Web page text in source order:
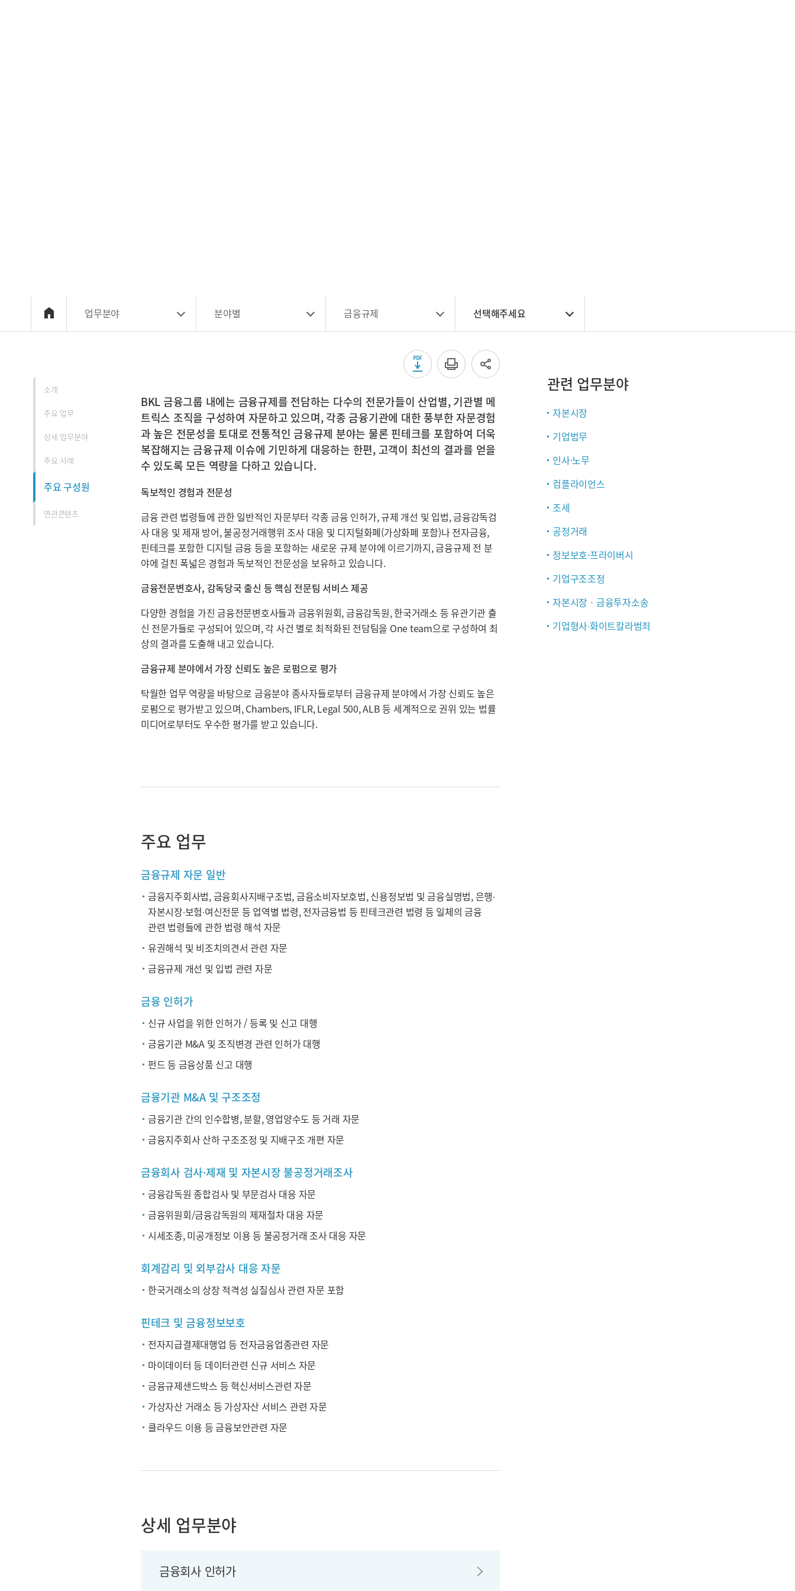
업무분야 분야별 금융규제 선택해주세요
소개
주요 업무
상세 업무분야
주요 사례
주요 구성원
연관콘텐츠
BKL 금융그룹 내에는 금융규제를 전담하는 다수의 전문가들이 산업별, 기관별 메
트릭스 조직을 구성하여 자문하고 있으며, 각종 금융기관에 대한 풍부한 자문경험
과 높은 전문성을 토대로 전통적인 금융규제 분야는 물론 핀테크를 포함하여 더욱
복잡해지는 금융규제 이슈에 기민하게 대응하는 한편, 고객이 최선의 결과를 얻을
수 있도록 모든 역량을 다하고 있습니다.
독보적인 경험과 전문성
금융 관련 법령들에 관한 일반적인 자문부터 각종 금융 인허가, 규제 개선 및 입법, 금융감독검
사 대응 및 제재 방어, 불공정거래행위 조사 대응 및 디지털화폐(가상화폐 포함)나 전자금융,
핀테크를 포함한 디지털 금융 등을 포함하는 새로운 규제 분야에 이르기까지, 금융규제 전 분
야에 걸친 폭넓은 경험과 독보적인 전문성을 보유하고 있습니다.
금융전문변호사, 감독당국 출신 등 핵심 전문팀 서비스 제공
다양한 경험을 가진 금융전문변호사들과 금융위원회, 금융감독원, 한국거래소 등 유관기관 출
신 전문가들로 구성되어 있으며, 각 사건 별로 최적화된 전담팀을 One team으로 구성하여 최
상의 결과를 도출해 내고 있습니다.
금융규제 분야에서 가장 신뢰도 높은 로펌으로 평가
탁월한 업무 역량을 바탕으로 금융분야 종사자들로부터 금융규제 분야에서 가장 신뢰도 높은
로펌으로 평가받고 있으며, Chambers, IFLR, Legal 500, ALB 등 세계적으로 권위 있는 법률
미디어로부터도 우수한 평가를 받고 있습니다.
주요 업무
금융규제 자문 일반
금융지주회사법, 금융회사지배구조법, 금융소비자보호법, 신용정보법 및 금융실명법, 은행∙
자본시장∙보험∙여신전문 등 업역별 법령, 전자금융법 등 핀테크관련 법령 등 일체의 금융
관련 법령들에 관한 법령 해석 자문
유권해석 및 비조치의견서 관련 자문
금융규제 개선 및 입법 관련 자문
금융 인허가
신규 사업을 위한 인허가 / 등록 및 신고 대행
금융기관 M&A 및 조직변경 관련 인허가 대행
펀드 등 금융상품 신고 대행
금융기관 M&A 및 구조조정
금융기관 간의 인수합병, 분할, 영업양수도 등 거래 자문
금융지주회사 산하 구조조정 및 지배구조 개편 자문
금융회사 검사·제재 및 자본시장 불공정거래조사
금융감독원 종합검사 및 부문검사 대응 자문
금융위원회/금융감독원의 제재절차 대응 자문
시세조종, 미공개정보 이용 등 불공정거래 조사 대응 자문
회계감리 및 외부감사 대응 자문
한국거래소의 상장 적격성 실질심사 관련 자문 포함
핀테크 및 금융정보보호
전자지급결제대행업 등 전자금융업종관련 자문
마이데이터 등 데이터관련 신규 서비스 자문
금융규제샌드박스 등 혁신서비스관련 자문
가상자산 거래소 등 가상자산 서비스 관련 자문
클라우드 이용 등 금융보안관련 자문
상세 업무분야
금융회사 인허가
관련 업무분야
자본시장
기업법무
인사·노무
컴플라이언스
조세
공정거래
정보보호·프라이버시
기업구조조정
자본시장ㆍ금융투자소송
기업형사∙화이트칼라범죄